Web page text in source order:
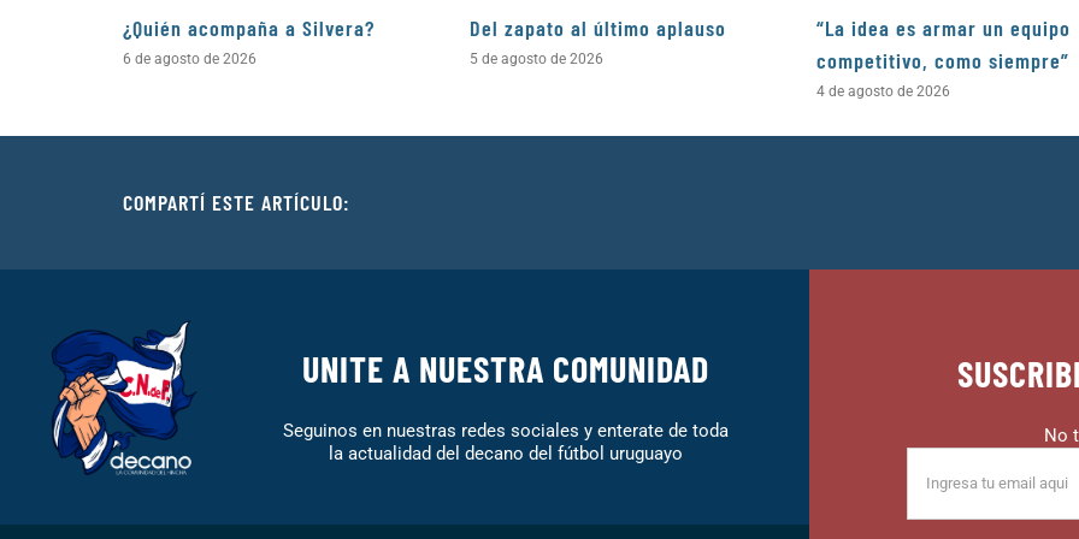
¿Quién acompaña a Silvera?
6 de agosto de 2026
Del zapato al último aplauso
5 de agosto de 2026
“La idea es armar un equipo
competitivo, como siempre”
4 de agosto de 2026
COMPARTÍ ESTE ARTÍCULO:
UNITE A NUESTRA COMUNIDAD
Seguinos en nuestras redes sociales y enterate de toda
la actualidad del decano del fútbol uruguayo
No